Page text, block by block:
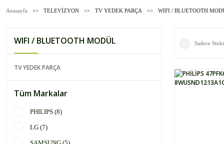
Anasayfa TELEVİZYON TV YEDEK PARÇA WIFI / BLUETOOTH
WIFI / BLUETOOTH MODÜL
TV YEDEK PARÇA
Tüm Markalar
PHILIPS (8)
LG (7)
Sadece